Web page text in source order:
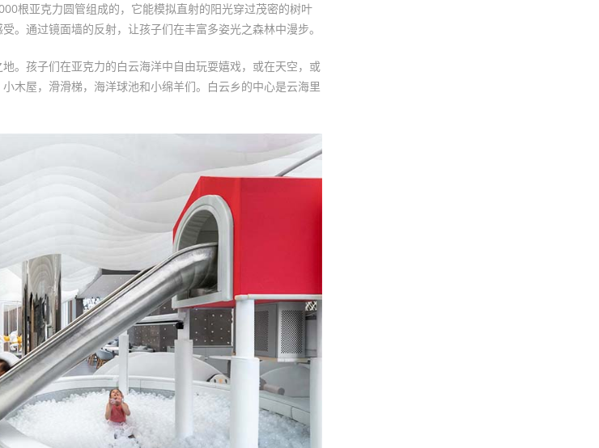
根亚克力圆管组成的，它能模拟直射的阳光穿过茂密的树叶
。通过镜面墙的反射，让孩子们在丰富多姿光之森林中漫步。
。孩子们在亚克力的白云海洋中自由玩耍嬉戏，或在天空，或
木屋，滑滑梯，海洋球池和小绵羊们。白云乡的中心是云海里